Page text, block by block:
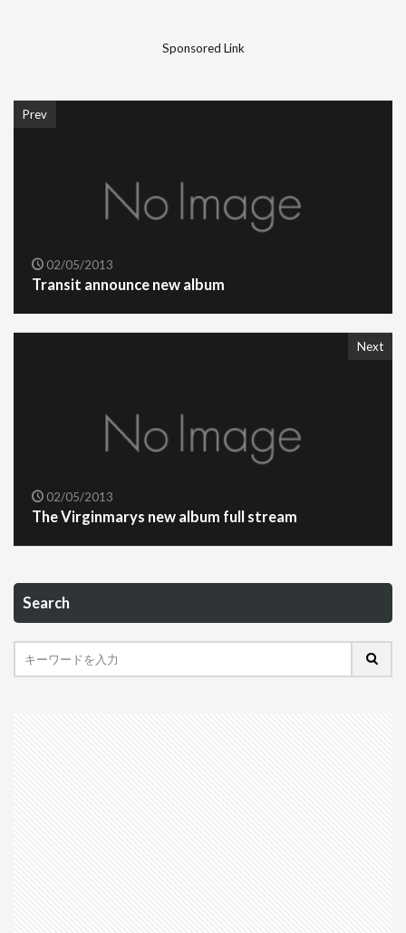
Sponsored Link
Prev
02/05/2013
Transit announce new album
Next
02/05/2013
The Virginmarys new album full stream
Search